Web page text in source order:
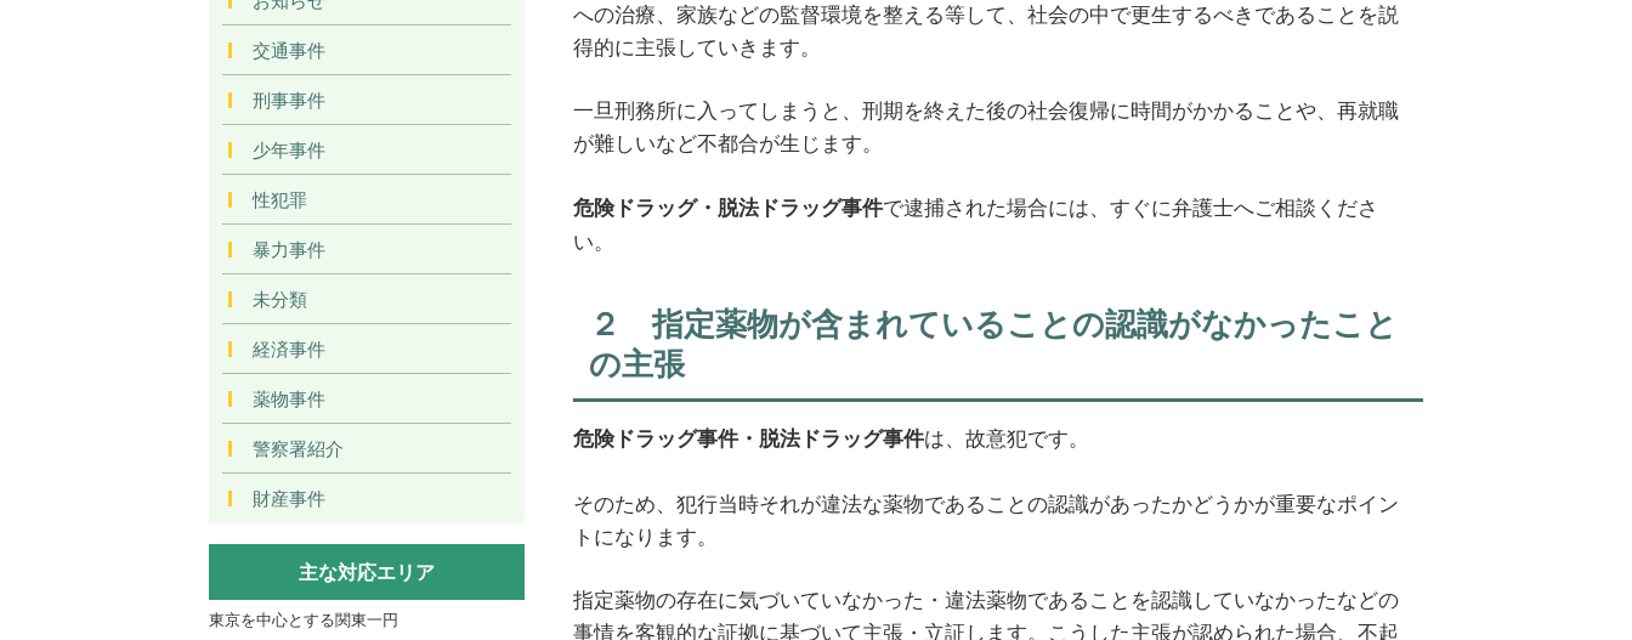
への治療、家族などの監督環境を整える等して、社会の中で更生するべきであることを説
得的に主張していきます。
一旦刑務所に入ってしまうと、刑期を終えた後の社会復帰に時間がかかることや、再就職
が難しいなど不都合が生じます。
危険ドラッグ・脱法ドラッグ事件で逮捕された場合には、すぐに弁護士へご相談くださ
い。
２ 指定薬物が含まれていることの認識がなかったこと
の主張
危険ドラッグ事件・脱法ドラッグ事件は、故意犯です。
そのため、犯行当時それが違法な薬物であることの認識があったかどうかが重要なポイン
トになります。
指定薬物の存在に気づいていなかった・違法薬物であることを認識していなかったなどの
事情を客観的な証拠に基づいて主張・立証します。こうした主張が認められた場合、不起
交通事件
刑事事件
少年事件
性犯罪
暴力事件
未分類
経済事件
薬物事件
警察署紹介
財産事件
主な対応エリア
東京を中心とする関東一円